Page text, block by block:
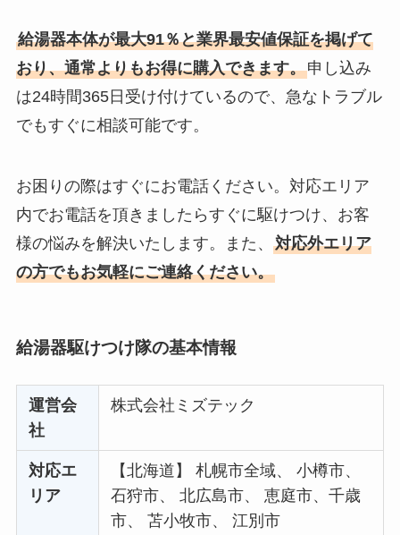
給湯器本体が最大91％と業界最安値保証を掲げて
おり、通常よりもお得に購入できます。申し込み
は24時間365日受け付けているので、急なトラブル
でもすぐに相談可能です。
お困りの際はすぐにお電話ください。対応エリア
内でお電話を頂きましたらすぐに駆けつけ、お客
様の悩みを解決いたします。また、 対応外エリア
の方でもお気軽にご連絡ください。
給湯器駆けつけ隊の基本情報
運営会
社
株式会社ミズテック
対応エ
リア
【北海道】 札幌市全域、 小樽市、
石狩市、 北広島市、 恵庭市、千歳
市、 苫小牧市、 江別市